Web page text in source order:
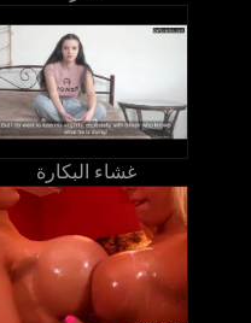
غشاء البكارة